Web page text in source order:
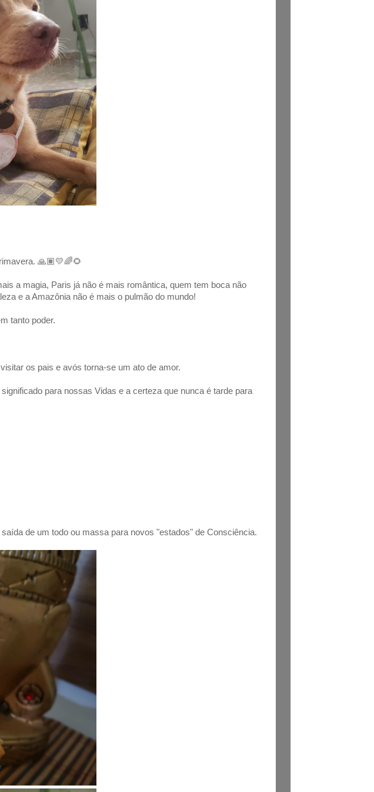
🙏🏽💛🌈🌻
a magia, Paris já não é mais romântica, quem tem boca não
e a Amazônia não é mais o pulmão do mundo!
tanto poder.
os pais e avós torna-se um ato de amor.
para nossas Vidas e a certeza que nunca é tarde para
de um todo ou massa para novos "estados" de Consciência.